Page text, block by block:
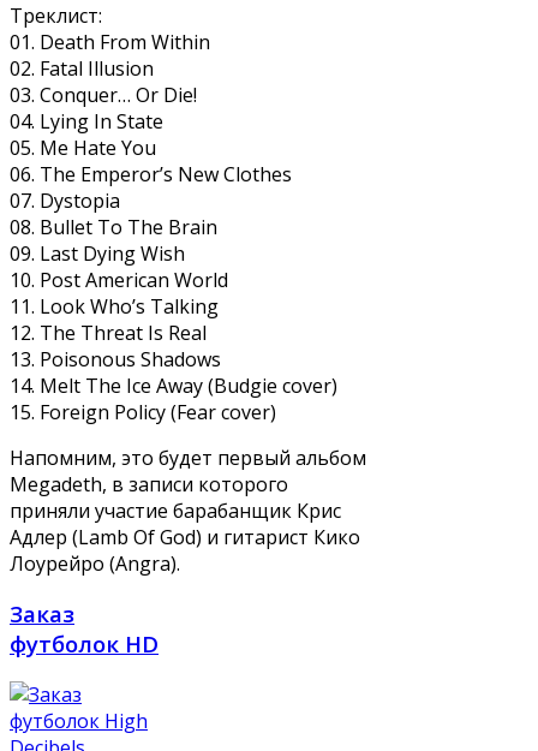
Треклист:
01. Death From Within
02. Fatal Illusion
03. Conquer… Or Die!
04. Lying In State
05. Me Hate You
06. The Emperor’s New Clothes
07. Dystopia
08. Bullet To The Brain
09. Last Dying Wish
10. Post American World
11. Look Who’s Talking
12. The Threat Is Real
13. Poisonous Shadows
14. Melt The Ice Away (Budgie cover)
15. Foreign Policy (Fear cover)
Напомним, это будет первый альбом
Megadeth, в записи которого
приняли участие барабанщик Крис
Адлер (Lamb Of God) и гитарист Кико
Лоурейро (Angra).
Заказ
футболок HD